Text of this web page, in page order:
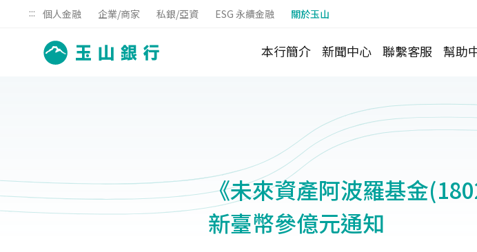
::: 個人金融 企業/商家 私銀/亞資 ESG 永續金融 關於玉山
本行簡介 新聞中心 聯繫客服 幫助
《未來資產阿波羅基金
新臺幣參億元通知